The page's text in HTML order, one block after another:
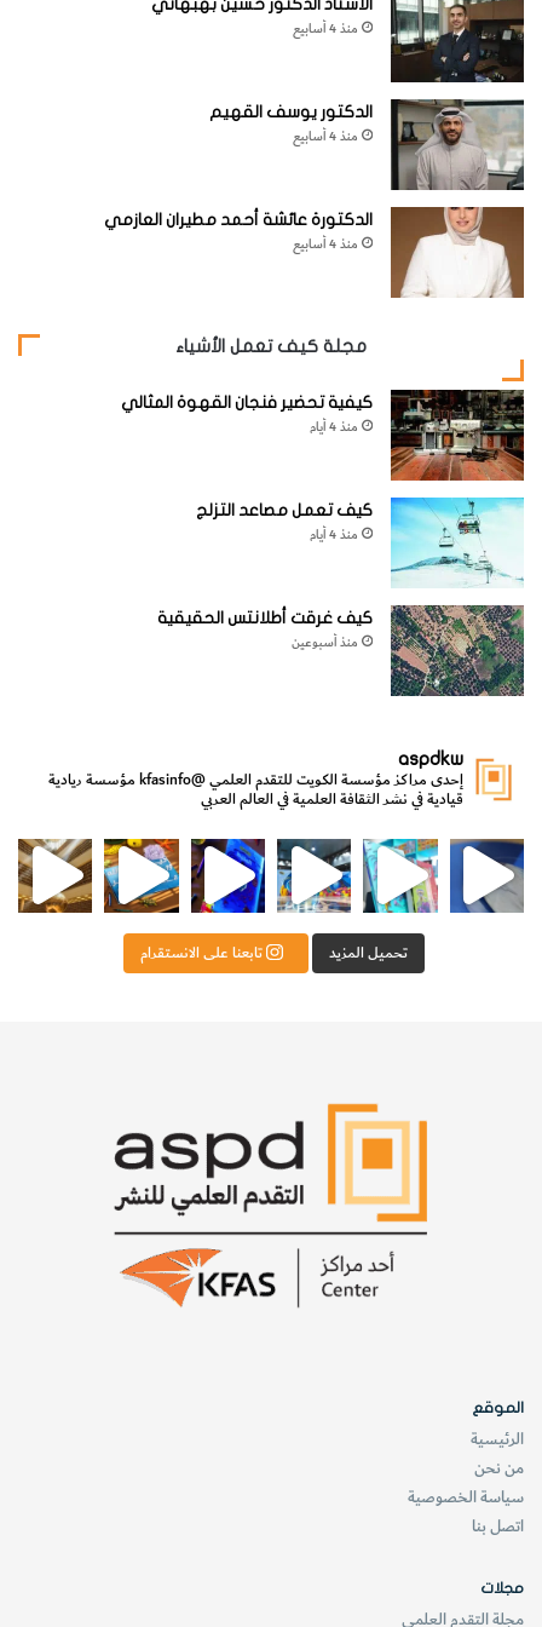
website_howitworks
العدد مايو - يونيو 2019
هل كنت تعلم؟
الأستاذ الدكتور حسين بهبهاني
منذ 4 أسابيع
الدكتور يوسف القهيم
منذ 4 أسابيع
الدكتورة عائشة أحمد مطيران العازمي
منذ 4 أسابيع
مجلة كيف تعمل الأشياء
كيفية تحضير فنجان القهوة المثالي
منذ 4 أيام
كيف تعمل مصاعد التزلج
منذ 4 أيام
كيف غرقت أطلانتس الحقيقية
منذ أسبوعين
aspdkw
إحدى مراكز مؤسسة الكويت للتقدم العلمي@kfasinfo مؤسسة ريادية
قيادية في نشر الثقافة العلمية في العالم العربي
لشؤون الش
من الأعماق نكتشف ومن الكتب نتعلّم
⁨ ⁨ نتشرف بدعوتكم لزيارة جناح التقدم العلمي للنشر ⁨ رجعنا! ما كنّا بعيد! مجهزين لكم كل جديد!⁩
تحميل المزيد تابعنا على الانستقرام
الموقع
الرئيسية
من نحن
سياسة الخصوصية
اتصل بنا
مجلات
مجلة التقدم العلمي